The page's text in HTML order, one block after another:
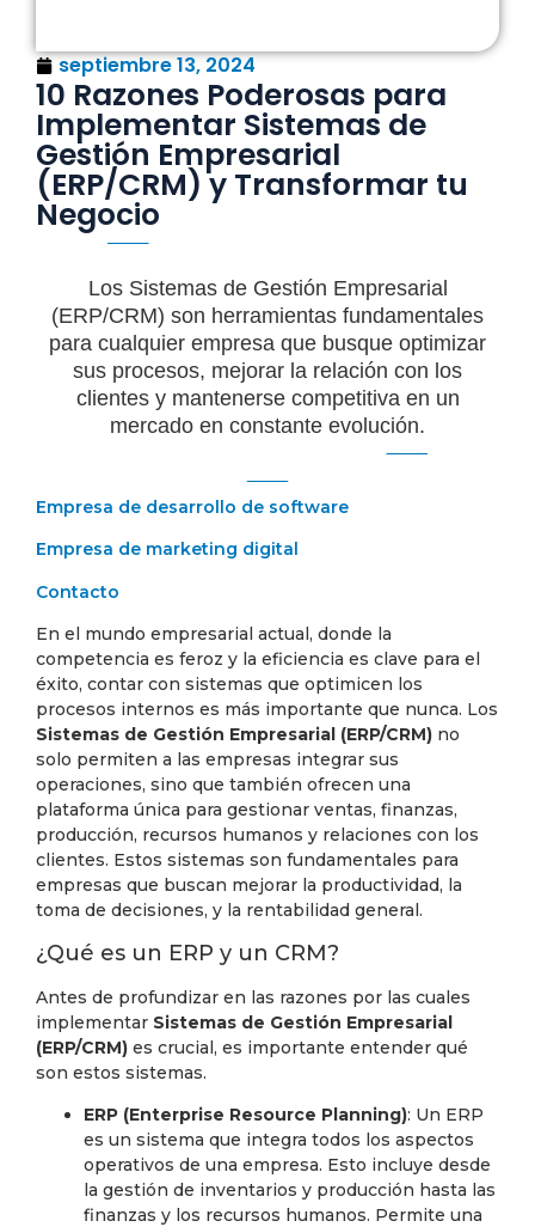
septiembre 13, 2024
10 Razones Poderosas para
Implementar Sistemas de
Gestión Empresarial
(ERP/CRM) y Transformar tu
Negocio
Los Sistemas de Gestión Empresarial
(ERP/CRM) son herramientas fundamentales
para cualquier empresa que busque optimizar
sus procesos, mejorar la relación con los
clientes y mantenerse competitiva en un
mercado en constante evolución.
Empresa de desarrollo de software
Empresa de marketing digital
Contacto
En el mundo empresarial actual, donde la
competencia es feroz y la eficiencia es clave para el
éxito, contar con sistemas que optimicen los
procesos internos es más importante que nunca. Los
Sistemas de Gestión Empresarial (ERP/CRM) no
solo permiten a las empresas integrar sus
operaciones, sino que también ofrecen una
plataforma única para gestionar ventas, finanzas,
producción, recursos humanos y relaciones con los
clientes. Estos sistemas son fundamentales para
empresas que buscan mejorar la productividad, la
toma de decisiones, y la rentabilidad general.
¿Qué es un ERP y un CRM?
Antes de profundizar en las razones por las cuales
implementar Sistemas de Gestión Empresarial
(ERP/CRM) es crucial, es importante entender qué
son estos sistemas.
ERP (Enterprise Resource Planning): Un ERP
es un sistema que integra todos los aspectos
operativos de una empresa. Esto incluye desde
la gestión de inventarios y producción hasta las
finanzas y los recursos humanos. Permite una